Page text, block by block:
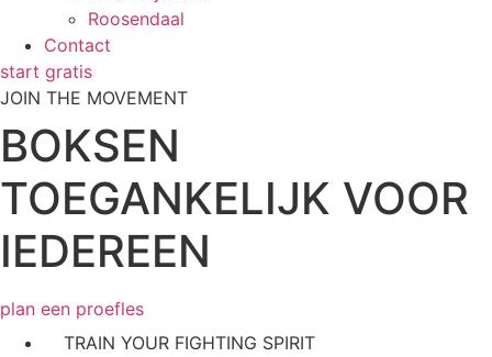
Roosendaal
Contact
start gratis
JOIN THE MOVEMENT
BOKSEN
TOEGANKELIJK VOOR
IEDEREEN
plan een proefles
TRAIN YOUR FIGHTING SPIRIT